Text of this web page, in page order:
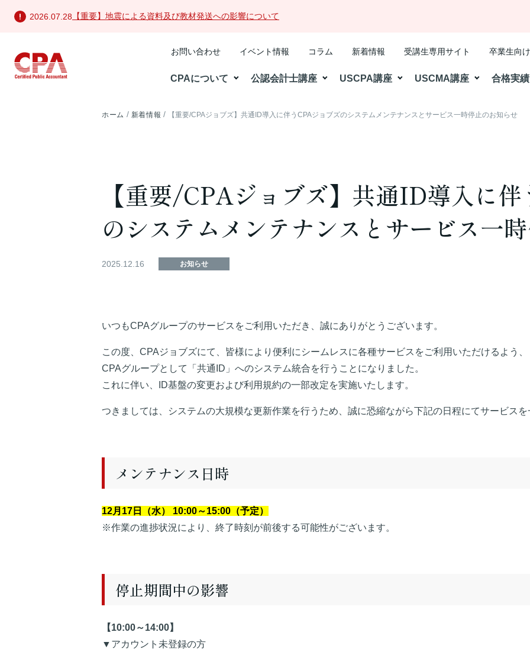
2026.07.28 【重要】地震による資料及び教材発送への影響について
CPAについて 公認会計士講座 USCPA講座 USCMA講座 合格実績
お問い合わせ イベント情報 コラム 新着情報 受講生専用サイト 卒業生向
ホーム 新着情報 【重要/CPAジョブズ】共通ID導入に伴うCPAジョブズのシステムメンテナンスとサービス一時停止のお知らせ
【重要/CPAジョブズ】共通ID導入に
のシステムメンテナンスとサービス一
2025.12.16 お知らせ
いつもCPAグループのサービスをご利用いただき、誠にありがとうございます。
この度、CPAジョブズにて、皆様により便利にシームレスに各種サービスをご利用いただけるよう、
CPAグループとして「共通ID」へのシステム統合を行うことになりました。
これに伴い、ID基盤の変更および利用規約の一部改定を実施いたします。
つきましては、システムの大規模な更新作業を行うため、誠に恐縮ながら下記の日程にてサービスを
メンテナンス日時
12月17日（水） 10:00～15:00（予定）
※作業の進捗状況により、終了時刻が前後する可能性がございます。
停止期間中の影響
【10:00～14:00】
▼アカウント未登録の方